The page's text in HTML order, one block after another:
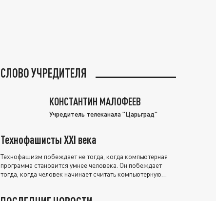
СЛОВО УЧРЕДИТЕЛЯ
КОНСТАНТИН МАЛОФЕЕВ
Учредитель телеканала "Царьград"
Технофашисты XXI века
Технофашизм побеждает не тогда, когда компьютерная
программа становится умнее человека. Он побеждает
тогда, когда человек начинает считать компьютерную